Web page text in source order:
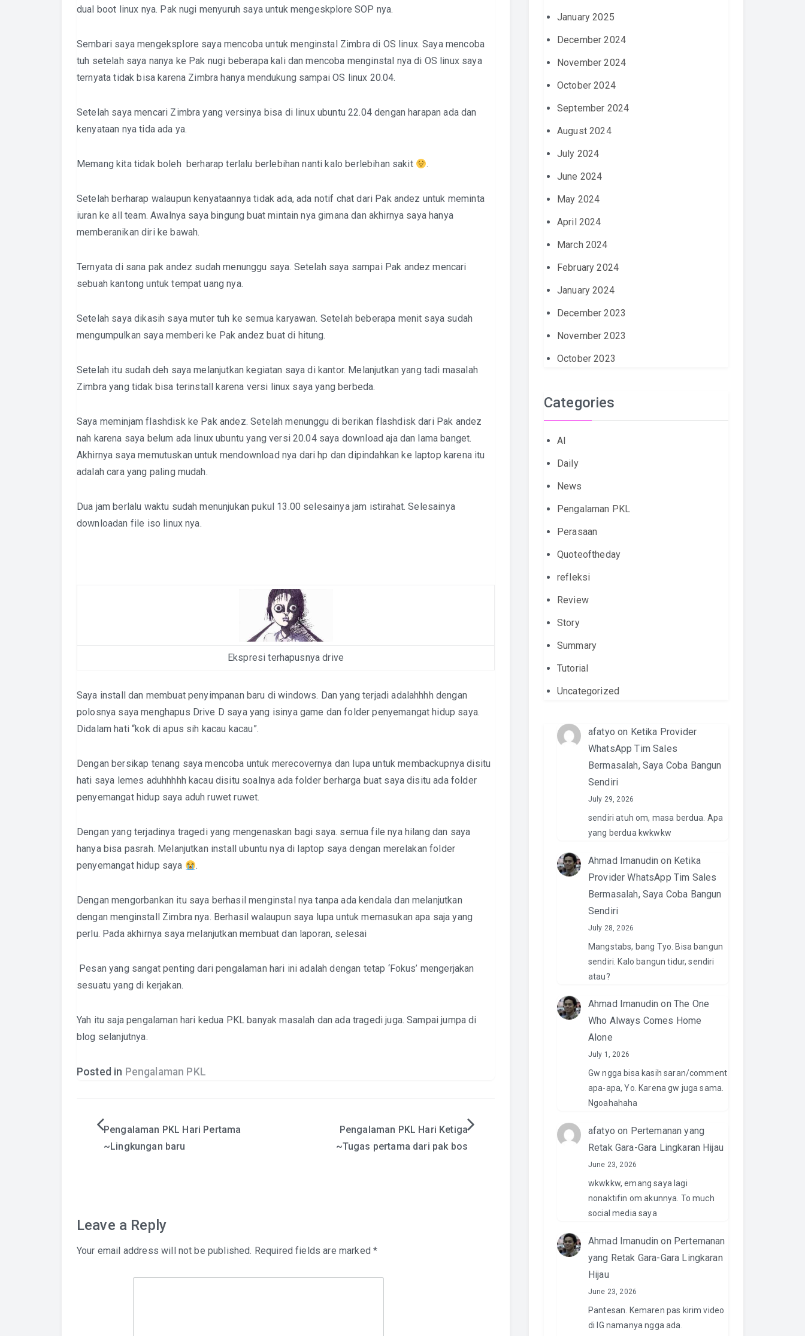
dual boot linux nya. Pak nugi menyuruh saya untuk mengeskplore SOP nya.
Sembari saya mengeksplore saya mencoba untuk menginstal Zimbra di OS linux. Saya mencoba
tuh setelah saya nanya ke Pak nugi beberapa kali dan mencoba menginstal nya di OS linux saya
ternyata tidak bisa karena Zimbra hanya mendukung sampai OS linux 20.04.
Setelah saya mencari Zimbra yang versinya bisa di linux ubuntu 22.04 dengan harapan ada dan
kenyataan nya tida ada ya.
Memang kita tidak boleh berharap terlalu berlebihan nanti kalo berlebihan sakit .
Setelah berharap walaupun kenyataannya tidak ada, ada notif chat dari Pak andez untuk meminta
iuran ke all team. Awalnya saya bingung buat mintain nya gimana dan akhirnya saya hanya
memberanikan diri ke bawah.
Ternyata di sana pak andez sudah menunggu saya. Setelah saya sampai Pak andez mencari
sebuah kantong untuk tempat uang nya.
Setelah saya dikasih saya muter tuh ke semua karyawan. Setelah beberapa menit saya sudah
mengumpulkan saya memberi ke Pak andez buat di hitung.
Setelah itu sudah deh saya melanjutkan kegiatan saya di kantor. Melanjutkan yang tadi masalah
Zimbra yang tidak bisa terinstall karena versi linux saya yang berbeda.
Saya meminjam flashdisk ke Pak andez. Setelah menunggu di berikan flashdisk dari Pak andez
nah karena saya belum ada linux ubuntu yang versi 20.04 saya download aja dan lama banget.
Akhirnya saya memutuskan untuk mendownload nya dari hp dan dipindahkan ke laptop karena itu
adalah cara yang paling mudah.
Dua jam berlalu waktu sudah menunjukan pukul 13.00 selesainya jam istirahat. Selesainya
downloadan file iso linux nya.
Ekspresi terhapusnya drive
Saya install dan membuat penyimpanan baru di windows. Dan yang terjadi adalahhhh dengan
polosnya saya menghapus Drive D saya yang isinya game dan folder penyemangat hidup saya.
Didalam hati “kok di apus sih kacau kacau”.
Dengan bersikap tenang saya mencoba untuk merecovernya dan lupa untuk membackupnya disitu
hati saya lemes aduhhhhh kacau disitu soalnya ada folder berharga buat saya disitu ada folder
penyemangat hidup saya aduh ruwet ruwet.
Dengan yang terjadinya tragedi yang mengenaskan bagi saya. semua file nya hilang dan saya
hanya bisa pasrah. Melanjutkan install ubuntu nya di laptop saya dengan merelakan folder
penyemangat hidup saya
.
Dengan mengorbankan itu saya berhasil menginstal nya tanpa ada kendala dan melanjutkan
dengan menginstall Zimbra nya. Berhasil walaupun saya lupa untuk memasukan apa saja yang
perlu. Pada akhirnya saya melanjutkan membuat dan laporan, selesai
Pesan yang sangat penting dari pengalaman hari ini adalah dengan tetap ‘Fokus’ mengerjakan
sesuatu yang di kerjakan.
Yah itu saja pengalaman hari kedua PKL banyak masalah dan ada tragedi juga. Sampai jumpa di
blog selanjutnya.
Posted in Pengalaman PKL
PostPengalaman PKL Hari Pertama
~Lingkungan baru
Pengalaman PKL Hari Ketiga
~Tugas pertama dari pak bos
Leave a Reply
Your email address will not be published. Required fields are marked*
January 2025
December 2024
November 2024
October 2024
September 2024
August 2024
July 2024
June 2024
May 2024
April 2024
March 2024
February 2024
January 2024
December 2023
November 2023
October 2023
Categories
AI
Daily
News
Pengalaman PKL
Perasaan
Quoteoftheday
refleksi
Review
Story
Summary
Tutorial
Uncategorized
afatyo on Ketika Provider
WhatsApp Tim Sales
Bermasalah, Saya Coba Bangun
Sendiri
July 29, 2026
sendiri atuh om, masa berdua. Apa
yang berdua kwkwkw
Ahmad Imanudin on Ketika
Provider WhatsApp Tim Sales
Bermasalah, Saya Coba Bangun
Sendiri
July 28, 2026
Mangstabs, bang Tyo. Bisa bangun
sendiri. Kalo bangun tidur, sendiri
atau?
Ahmad Imanudin on The One
Who Always Comes Home
Alone
July 1, 2026
Gw ngga bisa kasih saran/comment
apa-apa, Yo. Karena gw juga sama.
Ngoahahaha
afatyo on Pertemanan yang
Retak Gara-Gara Lingkaran Hijau
June 23, 2026
wkwkkw, emang saya lagi
nonaktifin om akunnya. To much
social media saya
Ahmad Imanudin on Pertemanan
yang Retak Gara-Gara Lingkaran
Hijau
June 23, 2026
Pantesan. Kemaren pas kirim video
di IG namanya ngga ada.